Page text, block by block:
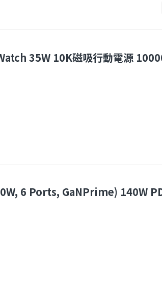
35W 10K磁吸行動電源
6 Ports, GaNPrime) 140W